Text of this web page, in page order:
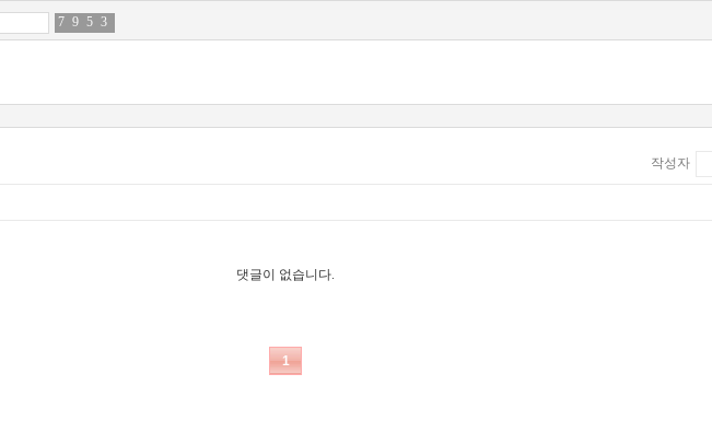
7 9 5 3
작성자
댓글이 없습니다.
1